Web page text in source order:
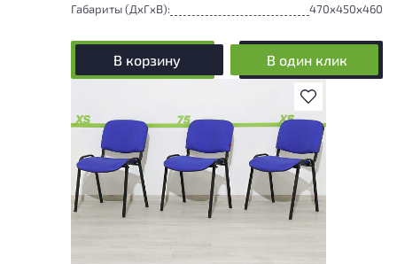
Габариты (ДxГxВ):
470x450x460
В корзину В один клик
В избранное